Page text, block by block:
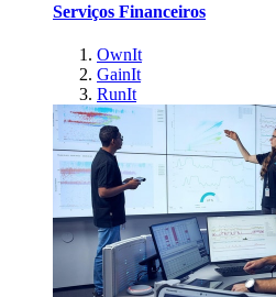
Serviços Financeiros
OwnIt
GainIt
RunIt